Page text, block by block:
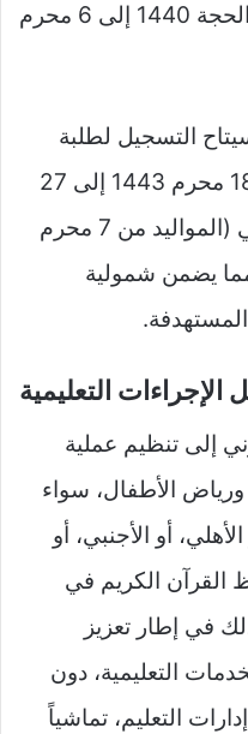
الأطفال (المواليد من 25 ذي الحجة 1440 إلى 6 محرم
فسيتاح التسجيل لطلبة
المستوى الأول (المواليد من 18 محرم 1443 إلى 27
محرم 1444) والمستوى الثاني (المواليد من 7 محرم
17 محرم 1443)، مما يضمن شمولية
التعليمية
إلى تنظيم عملية
ورياض الأطفال، سواء
أو الأجنبي، أو
القرآن الكريم في
في إطار تعزيز
التعليمية، دون
التعليم، تماشياً